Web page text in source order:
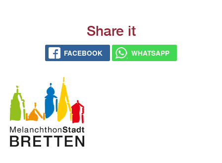
Share it
FACEBOOK WHATSAPP